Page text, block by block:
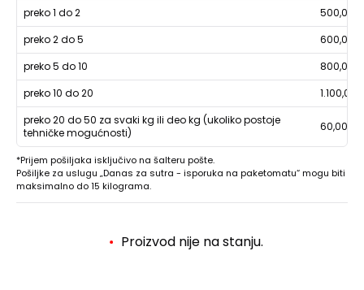
preko 1 do 2
500,00
preko 2 do 5
600,00
preko 5 do 10
800,00
preko 10 do 20
1.100,00
preko 20 do 50 za svaki kg ili deo kg (ukoliko postoje
tehničke mogućnosti)
60,00
*Prijem pošiljaka isključivo na šalteru pošte.
Pošiljke za uslugu „Danas za sutra - isporuka na paketomatu“ mogu biti
maksimalno do 15 kilograma.
Proizvod nije na stanju.